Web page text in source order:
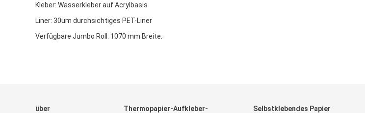
Kleber: Wasserkleber auf Acrylbasis
Liner: 30um durchsichtiges PET-Liner
Verfügbare Jumbo Roll: 1070 mm Breite.
über Thermopapier-Aufkleber- Selbstklebendes Papier